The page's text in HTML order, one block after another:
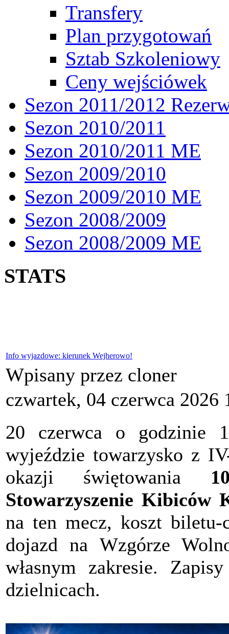
Transfery
Plan przygotowań
Sztab Szkoleniowy
Ceny wejściówek
Sezon 2011/2012
Sezon 2010/2011
Sezon 2010/2011 ME
Sezon 2009/2010
Sezon 2009/2010 ME
Sezon 2008/2009
Sezon 2008/2009 ME
STATS
Info wyjazdowe: kierunek Wejherowo!
Wpisany przez cloner
czwartek, 04 czerwca 2026
20 czerwca o godzinie
wyjeździe towarzysko z
okazji świętowania
Stowarzyszenie Kibiców
na ten mecz, koszt
dojazd na Wzgórze
własnym zakresie.
dzielnicach.